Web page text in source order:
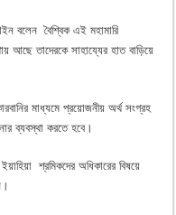
বলেন বৈশ্বিক এই মহামারি
আছে তাদেরকে সাহায্যের হাত বাড়িয়ে
মাধ্যমে প্রয়োজনীয় অর্থ সংগ্রহ
ব্যবস্থা করতে হবে।
শ্রমিকদের অধিকারের বিষয়ে